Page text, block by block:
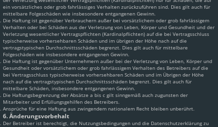
ein vorsätzliches oder grob fahrlässiges Verhalten zurückzuführen sind. Dies gilt auch für
mittelbare Folgeschäden wie insbesondere entgangenen Gewinn.
Die Haftung ist gegenüber Verbrauchern außer bei vorsätzlichem oder grob fahrlässigem
Verhalten oder bei Schäden aus der Verletzung von Leben, Körper und Gesundheit und der
Verletzung wesentlicher Vertragspflichten (Kardinalpflichten) auf die bei Vertragsschluss
typischerweise vorhersehbaren Schäden und im übrigen der Höhe nach auf die
vertragstypischen Durchschnittsschäden begrenzt. Dies gilt auch für mittelbare
Folgeschäden wie insbesondere entgangenen Gewinn.
Die Haftung ist gegenüber Unternehmern außer bei der Verletzung von Leben, Körper und
Gesundheit oder vorsätzlichem oder grob fahrlässigem Verhalten des Betreibers auf die
bei Vertragsschluss typischerweise vorhersehbaren Schäden und im Übrigen der Höhe
nach auf die vertragstypischen Durchschnittsschäden begrenzt. Dies gilt auch für
mittelbare Schäden, insbesondere entgangenen Gewinn.
Die Haftungsbegrenzung der Absätze a bis c gilt sinngemäß auch zugunsten der
Mitarbeiter und Erfüllungsgehilfen des Betreibers.
Ansprüche für eine Haftung aus zwingendem nationalem Recht bleiben unberührt.
6. Änderungsvorbehalt
Der Betreiber ist berechtigt, die Nutzungsbedingungen und die Datenschutzerklärung zu